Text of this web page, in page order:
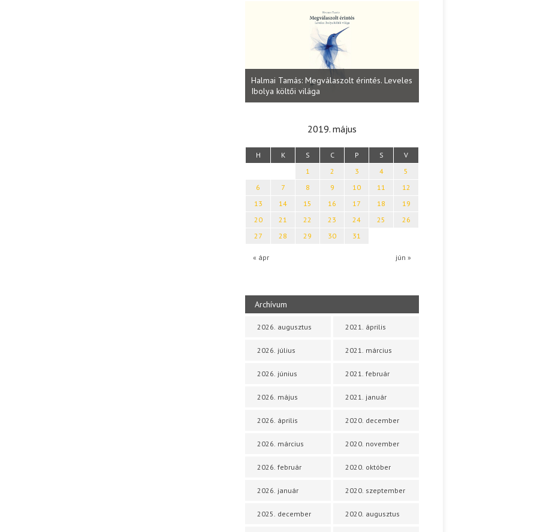
Halmai Tamás: Megválaszolt érintés. Leveles
Ibolya költői világa
2019. május
H K S C P S V
« ápr jún »
1 2 3 4
5
6
7 8 9 10 11
12
13
14 15 16 17 18
19
20
21 22 23 24 25
26
27
28 29 30 31
Archívum
2026. augusztus
2026. július
2026. június
2026. május
2026. április
2026. március
2026. február
2026. január
2025. december
2021. április
2021. március
2021. február
2021. január
2020. december
2020. november
2020. október
2020. szeptember
2020. augusztus